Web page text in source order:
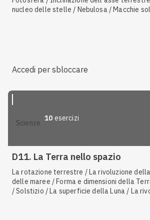
nucleo delle stelle / Nebulosa / Macchie
Accedi per sbloccare
scienze
10 esercizi
D11. La Terra nello spazio
La rotazione terrestre / La rivoluzione
delle maree / Forma e dimensioni della
/ Solstizio / La superficie della Luna / La